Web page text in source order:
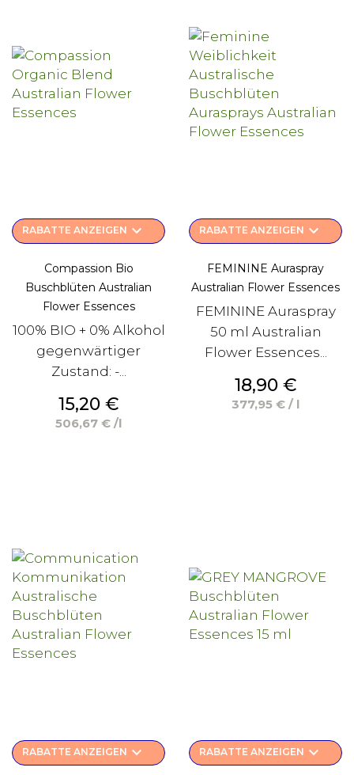
RABATTE ANZEIGEN keyboard_arrow_down
Compassion Bio
Buschblüten Australian
Flower Essences
100% BIO + 0% Alkohol
gegenwärtiger
Zustand: -...
Preis
15,20 €
506,67 € /l
RABATTE ANZEIGEN keyboard_arrow_down
FEMININE Auraspray
Australian Flower Essences
FEMININE Auraspray
50 ml Australian
Flower Essences...
Preis
18,90 €
377,95 € / l
RABATTE ANZEIGEN keyboard_arrow_down RABATTE ANZEIGEN keyboard_arrow_down